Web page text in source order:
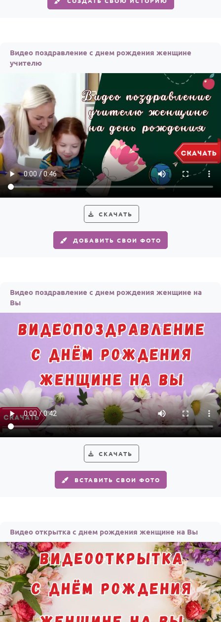
Видео поздравление с днем рождения женщине
учителю
СКАЧАТЬ
ДОБАВИТЬ СВОИ ФОТО
Видео поздравление с днем рождения женщине на
Вы
СКАЧАТЬ
ВСТАВИТЬ СВОИ ФОТО
Видео открытка с днем рождения женщине на Вы